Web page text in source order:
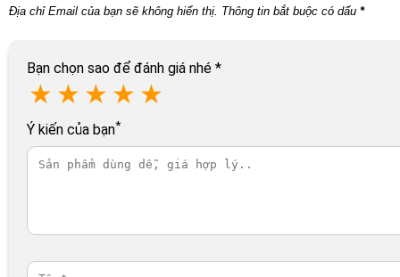
Địa chỉ Email của bạn sẽ không hiển thị. Thông tin bắt buộc có dấu *
Bạn chọn sao để đánh giá nhé *
★ ★ ★ ★ ★
Ý kiến của bạn*